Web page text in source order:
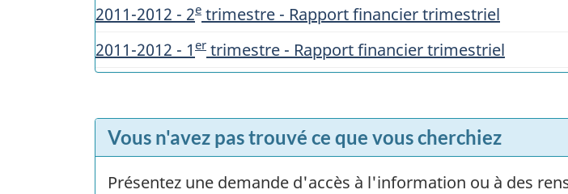
2011-2012 - 2e trimestre - Rapport financier trimestriel
2011-2012 - 1 er trimestre - Rapport financier trimestriel
Vous n'avez pas trouvé ce que vous cherchiez
Présentez une demande d'accès à l'information ou à des